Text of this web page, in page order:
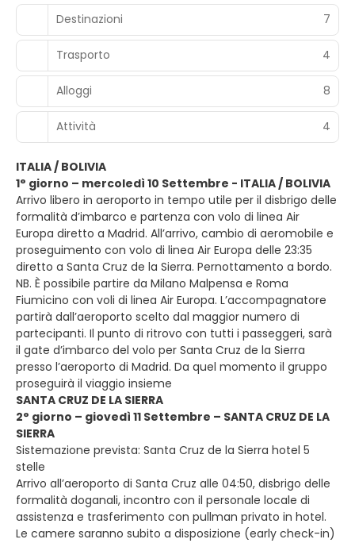
Destinazioni
7
Trasporto 4
Alloggi 8
Attività 4
ITALIA / BOLIVIA
1° giorno – mercoledì 10 Settembre - ITALIA / BOLIVIA
Arrivo libero in aeroporto in tempo utile per il disbrigo delle
formalità d’imbarco e partenza con volo di linea Air
Europa diretto a Madrid. All’arrivo, cambio di aeromobile e
proseguimento con volo di linea Air Europa delle 23:35
diretto a Santa Cruz de la Sierra. Pernottamento a bordo.
NB. È possibile partire da Milano Malpensa e Roma
Fiumicino con voli di linea Air Europa. L’accompagnatore
partirà dall’aeroporto scelto dal maggior numero di
partecipanti. Il punto di ritrovo con tutti i passeggeri, sarà
il gate d’imbarco del volo per Santa Cruz de la Sierra
presso l’aeroporto di Madrid. Da quel momento il gruppo
proseguirà il viaggio insieme
SANTA CRUZ DE LA SIERRA
2° giorno – giovedì 11 Settembre – SANTA CRUZ DE LA
SIERRA
Sistemazione prevista: Santa Cruz de la Sierra hotel 5
stelle
Arrivo all’aeroporto di Santa Cruz alle 04:50, disbrigo delle
formalità doganali, incontro con il personale locale di
assistenza e trasferimento con pullman privato in hotel.
Le camere saranno subito a disposizione (early check-in)